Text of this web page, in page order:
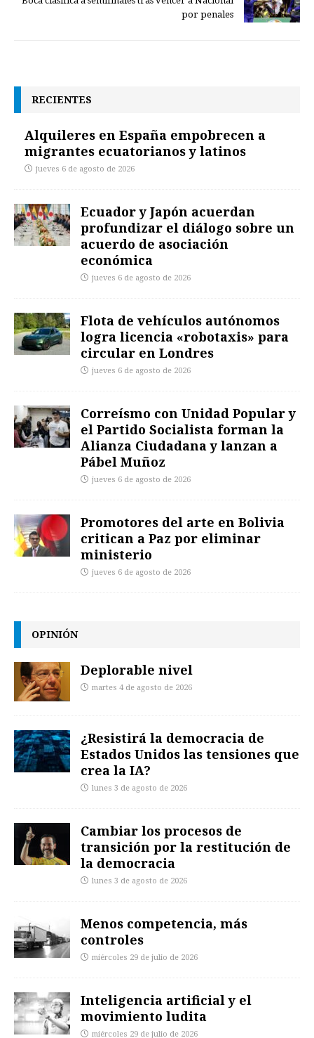
por penales
RECIENTES
Alquileres en España empobrecen a
migrantes ecuatorianos y latinos
jueves 6 de agosto de 2026
Ecuador y Japón acuerdan
profundizar el diálogo sobre un
acuerdo de asociación
económica
jueves 6 de agosto de 2026
Flota de vehículos autónomos
logra licencia «robotaxis» para
circular en Londres
jueves 6 de agosto de 2026
Correísmo con Unidad Popular y
el Partido Socialista forman la
Alianza Ciudadana y lanzan a
Pábel Muñoz
jueves 6 de agosto de 2026
Promotores del arte en Bolivia
critican a Paz por eliminar
ministerio
jueves 6 de agosto de 2026
OPINIÓN
Deplorable nivel
martes 4 de agosto de 2026
¿Resistirá la democracia de
Estados Unidos las tensiones que
crea la IA?
lunes 3 de agosto de 2026
Cambiar los procesos de
transición por la restitución de
la democracia
lunes 3 de agosto de 2026
Menos competencia, más
controles
miércoles 29 de julio de 2026
Inteligencia artificial y el
movimiento ludita
miércoles 29 de julio de 2026